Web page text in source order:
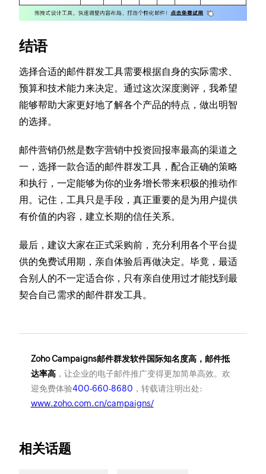
结语
选择合适的邮件群发工具需要根据自身的实际需求、
预算和技术能力来决定。通过这次深度测评，我希望
能够帮助大家更好地了解各个产品的特点，做出明智
的选择。
邮件营销仍然是数字营销中投资回报率最高的渠道之
一，选择一款合适的邮件群发工具，配合正确的策略
和执行，一定能够为你的业务增长带来积极的推动作
用。记住，工具只是手段，真正重要的是为用户提供
有价值的内容，建立长期的信任关系。
最后，建议大家在正式采购前，充分利用各个平台提
供的免费试用期，亲自体验后再做决定。毕竟，最适
合别人的不一定适合你，只有亲自使用过才能找到最
契合自己需求的邮件群发工具。
Zoho Campaigns邮件群发软件国际知名度高，邮件抵
达率高，让企业的电子邮件推广变得更加简单高效。欢
迎免费体验400-660-8680 ，转载请注明出处:
www.zoho.com.cn/campaigns/
相关话题